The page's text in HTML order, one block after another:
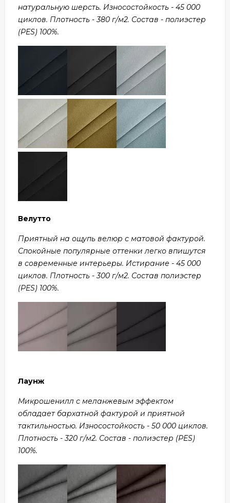
натуральную шерсть. Износостойкость - 45 000
циклов. Плотность - 380 г/м2. Состав - полиэстер
(PES) 100%.
Велутто
Приятный на ощупь велюр с матовой фактурой.
Спокойные популярные оттенки легко впишутся
в современные интерьеры. Истирание - 45 000
циклов. Плотность - 300 г/м2. Состав полиэстер
(PES) 100%.
Лаунж
Микрошенилл с меланжевым эффектом
обладает бархатной фактурой и приятной
тактильностью. Износостойкость - 50 000 циклов.
Плотность - 320 г/м2. Состав - полиэстер (PES)
100%.